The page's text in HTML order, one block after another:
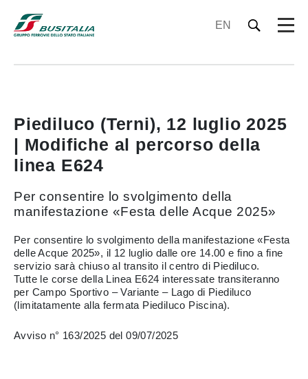
EN
Piediluco (Terni), 12 luglio 2025
| Modifiche al percorso della
linea E624
Per consentire lo svolgimento della
manifestazione «Festa delle Acque 2025»
Per consentire lo svolgimento della manifestazione «Festa
delle Acque 2025», il 12 luglio dalle ore 14.00 e fino a fine
servizio sarà chiuso al transito il centro di Piediluco.
Tutte le corse della Linea E624 interessate transiteranno
per Campo Sportivo – Variante – Lago di Piediluco
(limitatamente alla fermata Piediluco Piscina).
Avviso n° 163/2025 del 09/07/2025